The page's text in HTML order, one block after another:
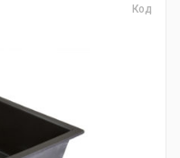
Код